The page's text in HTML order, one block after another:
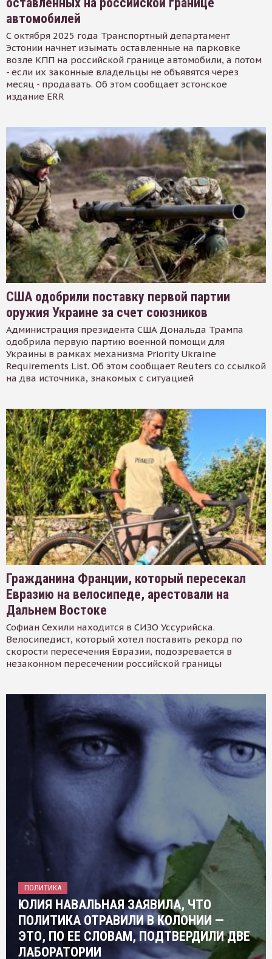
автомобилей
С октября 2025 года Транспортный департамент
Эстонии начнет изымать оставленные на парковке
возле КПП на российской границе автомобили, а потом
- если их законные владельцы не объявятся через
месяц - продавать. Об этом сообщает эстонское
издание ERR
США одобрили поставку первой партии
оружия Украине за счет союзников
Администрация президента США Дональда Трампа
одобрила первую партию военной помощи для
Украины в рамках механизма Priority Ukraine
Requirements List. Об этом сообщает Reuters со ссылкой
на два источника, знакомых с ситуацией
Гражданина Франции, который пересекал
Евразию на велосипеде, арестовали на
Дальнем Востоке
Софиан Сехили находится в СИЗО Уссурийска.
Велосипедист, который хотел поставить рекорд по
скорости пересечения Евразии, подозревается в
незаконном пересечении российской границы
ПОЛИТИКА
ЮЛИЯ НАВАЛЬНАЯ ЗАЯВИЛА, ЧТО
ПОЛИТИКА ОТРАВИЛИ В КОЛОНИИ —
ЭТО, ПО ЕЕ СЛОВАМ, ПОДТВЕРДИЛИ ДВЕ
ЛАБОРАТОРИИ